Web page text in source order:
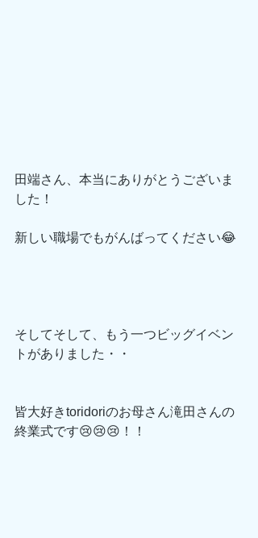
田端さん、本当にありがとうございま
した！
新しい職場でもがんばってください😂
そしてそして、もう一つビッグイベン
トがありました・・
皆大好きtoridoriのお母さん滝田さんの
終業式です😢😢😢！！